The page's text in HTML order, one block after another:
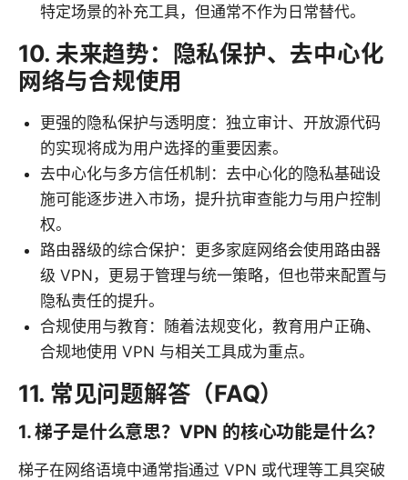
特定场景的补充工具，但通常不作为日常替代。
10. 未来趋势：隐私保护、去中心化
网络与合规使用
更强的隐私保护与透明度：独立审计、开放源代码
的实现将成为用户选择的重要因素。
去中心化与多方信任机制：去中心化的隐私基础设
施可能逐步进入市场，提升抗审查能力与用户控制
权。
路由器级的综合保护：更多家庭网络会使用路由器
级 VPN，更易于管理与统一策略，但也带来配置与
隐私责任的提升。
合规使用与教育：随着法规变化，教育用户正确、
合规地使用 VPN 与相关工具成为重点。
11. 常见问题解答（FAQ）
1. 梯子是什么意思？VPN 的核心功能是什么？
梯子在网络语境中通常指通过 VPN 或代理等工具突破